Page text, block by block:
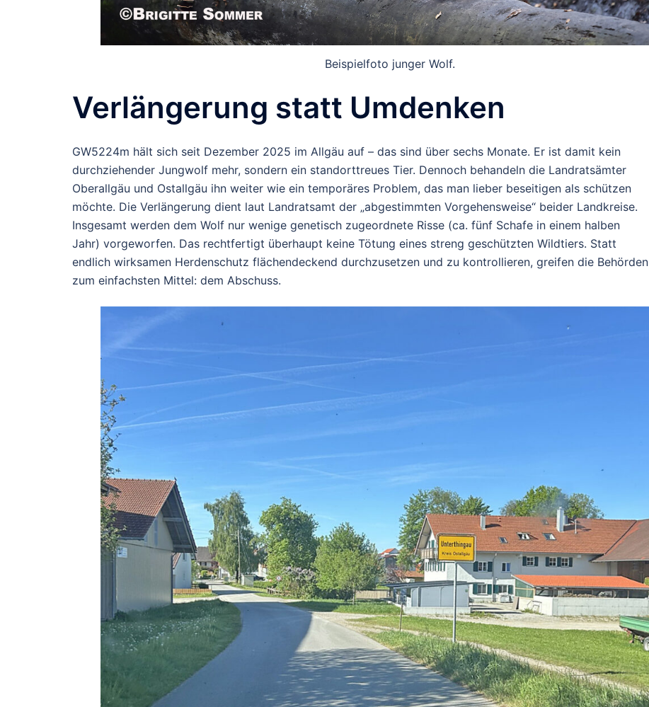
Beispielfoto junger Wolf.
Verlängerung statt Umdenken
GW5224m hält sich seit Dezember 2025 im Allgäu auf – das sind über sechs Monate. Er ist damit kein
durchziehender Jungwolf mehr, sondern ein standorttreues Tier. Dennoch behandeln die Landratsämter
Oberallgäu und Ostallgäu ihn weiter wie ein temporäres Problem, das man lieber beseitigen als schützen
möchte. Die Verlängerung dient laut Landratsamt der „abgestimmten Vorgehensweise“ beider Landkreise.
Insgesamt werden dem Wolf nur wenige genetisch zugeordnete Risse (ca. fünf Schafe in einem halben
Jahr) vorgeworfen. Das rechtfertigt überhaupt keine Tötung eines streng geschützten Wildtiers. Statt
endlich wirksamen Herdenschutz flächendeckend durchzusetzen und zu kontrollieren, greifen die Behörden
zum einfachsten Mittel: dem Abschuss.